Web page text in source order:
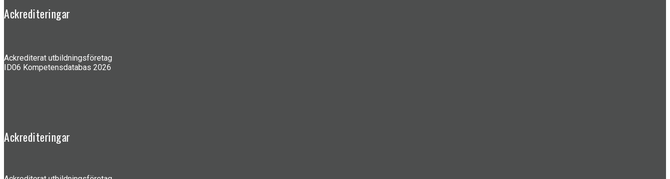
Ackrediteringar
Ackrediterat utbildningsföretag
ID06 Kompetensdatabas 2026
Ackrediteringar